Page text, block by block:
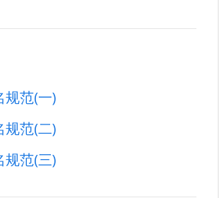
范(一)
范(二)
范(三)